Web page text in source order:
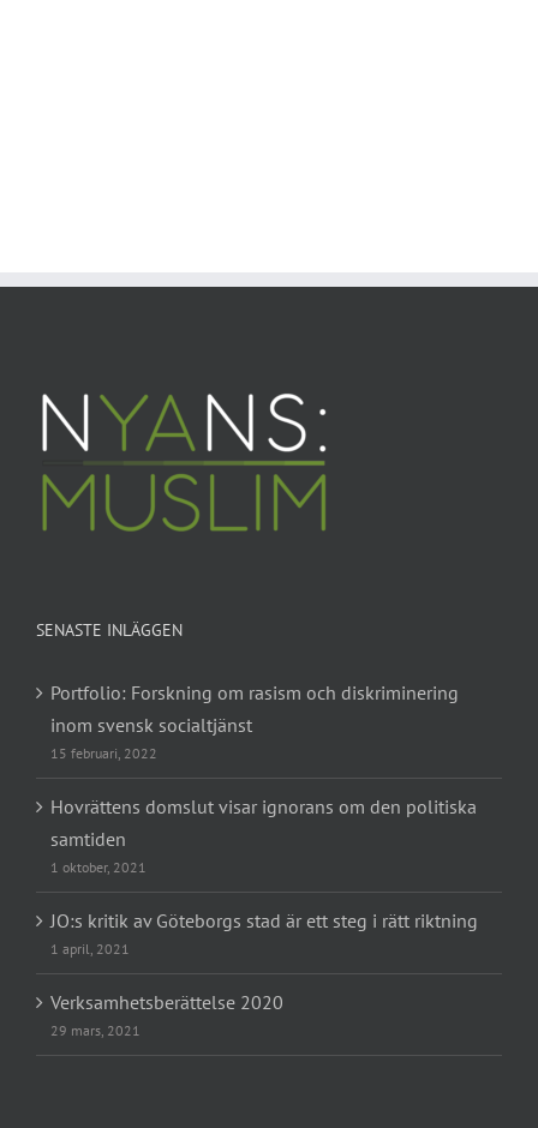
SENASTE INLÄGGEN
Portfolio: Forskning om rasism och diskriminering
inom svensk socialtjänst
15 februari, 2022
Hovrättens domslut visar ignorans om den politiska
samtiden
1 oktober, 2021
JO:s kritik av Göteborgs stad är ett steg i rätt riktning
1 april, 2021
Verksamhetsberättelse 2020
29 mars, 2021